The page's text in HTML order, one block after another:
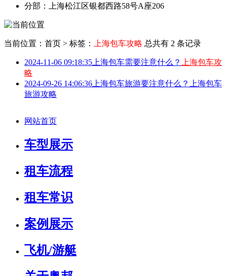
分部：上海松江区银都西路58号A座206
当前位置：首页 > 标签： 上海包车攻略 总共有 2 条记录
2024-11-06 09:18:35 上海包车需要注意什么？
上海包车攻
略
2024-09-26 14:06:36 上海包车旅游要注意什么？上海包车
旅游攻略
网站首页
车型展示
租车流程
租车常识
案例展示
飞机/游艇